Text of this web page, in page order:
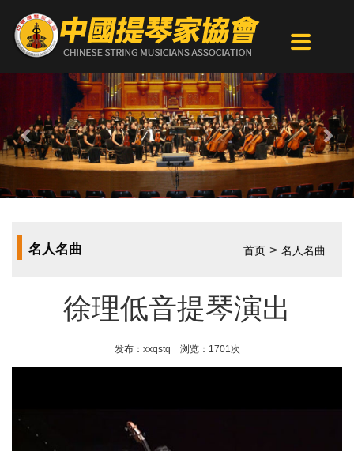
Previous
名人名曲 首页 >名人名曲
徐理低音提琴演出
发布：xxqstq 浏览：1701次